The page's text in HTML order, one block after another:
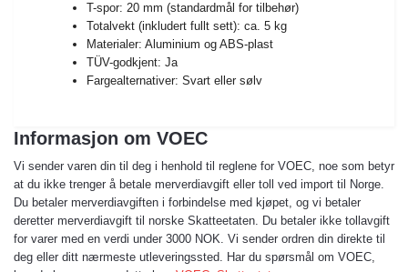
T-spor: 20 mm (standardmål for tilbehør)
Totalvekt (inkludert fullt sett): ca. 5 kg
Materialer: Aluminium og ABS-plast
TÜV-godkjent: Ja
Fargealternativer: Svart eller sølv
Informasjon om VOEC
Vi sender varen din til deg i henhold til reglene for VOEC, noe som betyr
at du ikke trenger å betale merverdiavgift eller toll ved import til Norge.
Du betaler merverdiavgiften i forbindelse med kjøpet, og vi betaler
deretter merverdiavgift til norske Skatteetaten. Du betaler ikke tollavgift
for varer med en verdi under 3000 NOK. Vi sender ordren din direkte til
deg eller ditt nærmeste utleveringssted. Har du spørsmål om VOEC,